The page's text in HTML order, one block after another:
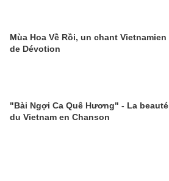
Mùa Hoa Về Rồi, un chant Vietnamien
de Dévotion
"Bài Ngợi Ca Quê Hương" - La beauté
du Vietnam en Chanson